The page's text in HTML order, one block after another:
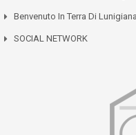
Benvenuto In Terra Di Lunigiana
SOCIAL NETWORK